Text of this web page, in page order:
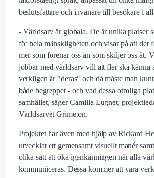
beslutsfattare och invånare till besökare i
- Världsarv är globala. De är unika platser
för hela mänskligheten och visar på att det
mer som förenar oss än som skiljer oss åt.
jobbar med världsarv vill att fler ska känna
verkligen är "deras" och då måste man
både begreppet - och vad dessa otroliga
samhället, säger Camilla Lugnet,
Världsarvet Grimeton.
Projektet har även med hjälp av Rickard
utvecklat ett gemensamt visuellt manér
olika sätt att öka igenkänningen när alla
kommuniceras. Dessa kommer att vara